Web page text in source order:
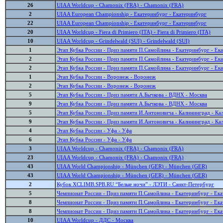
26 UIAA Worldcup - Chamonix (FRA) - Chamonix (FRA)
2
UIAA European Championship - Екатеринбург - Екатеринбург
22
UIAA European Championship - Екатеринбург - Екатеринбург
20
UIAA Worldcup - Fiera di Primiero (ITA) - Fiera di Primiero (ITA)
10
UIAA Worldcup - Grindelwald (SUI) - Grindelwald (SUI)
1
Этап Кубка России - Приз памяти П.Самойлина - Екатеринбург -
2
Этап Кубка России - Приз памяти П.Самойлина - Екатеринбург -
2
Этап Кубка России - Приз памяти П.Самойлина - Екатеринбург -
1
Этап Кубка России - Воронеж - Воронеж
2
Этап Кубка России - Воронеж - Воронеж
5
Этап Кубка России - Приз памяти А.Бычкова - ВДНХ - Москва
9
Этап Кубка России - Приз памяти А.Бычкова - ВДНХ - Москва
5
Этап Кубка России - Приз памяти И.Антоновича - Калининград -
9
Этап Кубка России - Приз памяти И.Антоновича - Калининград -
4
Этап Кубка России - Уфа - Уфа
6
Этап Кубка России - Уфа - Уфа
3
UIAA Worldcup - Chamonix (FRA) - Chamonix (FRA)
23
UIAA Worldcup - Chamonix (FRA) - Chamonix (FRA)
43
UIAA World Championship - München (GER) - München (GER)
43
UIAA World Championship - München (GER) - München (GER)
2
Кубок XCLIMB.SPB.RU “Белые ночи” - ЛЭТИ - Санкт-Петербург
5
Чемпионат России - Приз памяти П.Самойлина - Екатеринбург -
8
Чемпионат России - Приз памяти П.Самойлина - Екатеринбург -
8
Чемпионат России - Приз памяти П.Самойлина - Екатеринбург -
10
UIAA Worldcup - ДДС - Москва